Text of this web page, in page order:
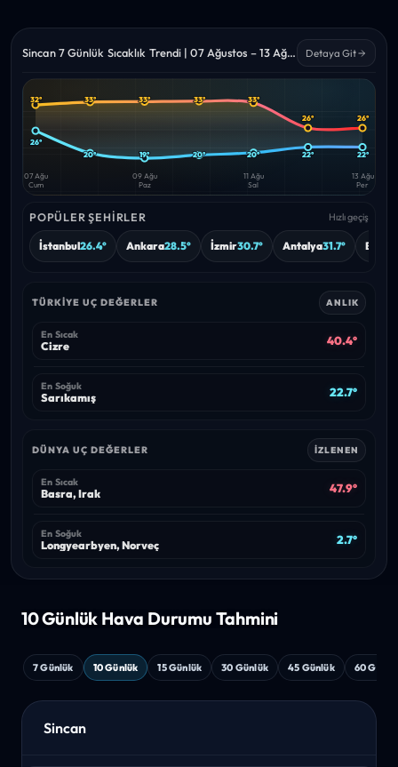
Sincan 7 Günlük Sıcaklık Trendi | 07 Ağustos – 13 Ağustos 2026 Detaya Git
Yüksek Düşük
32°
26°
33°
20°
33°
19°
33°
20°
33°
20°
26°
22°
26°
22°
07 Ağu
Cum
09 Ağu
Paz
11 Ağu
Sal
13 Ağu
Per
POPÜLER ŞEHIRLER Hızlı geçiş
İstanbul26.4° Ankara28.5° İzmir30.7° Antalya31.7° Bursa
TÜRKIYE UÇ DEĞERLER ANLIK
En Sıcak
Cizre 40.4°
En Soğuk
Sarıkamış 22.7°
DÜNYA UÇ DEĞERLER İZLENEN
En Sıcak
Basra, Irak 47.9°
En Soğuk
Longyearbyen, Norveç 2.7°
10 Günlük Hava Durumu Tahmini
7 Günlük 10 Günlük 15 Günlük 30 Günlük 45 Günlük 60
Sincan